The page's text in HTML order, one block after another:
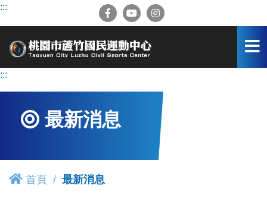
跳
容
:::
:::
最新消息
首頁 最新消息